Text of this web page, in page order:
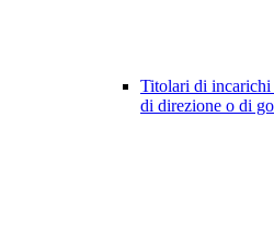
Titolari di
di direzione o di